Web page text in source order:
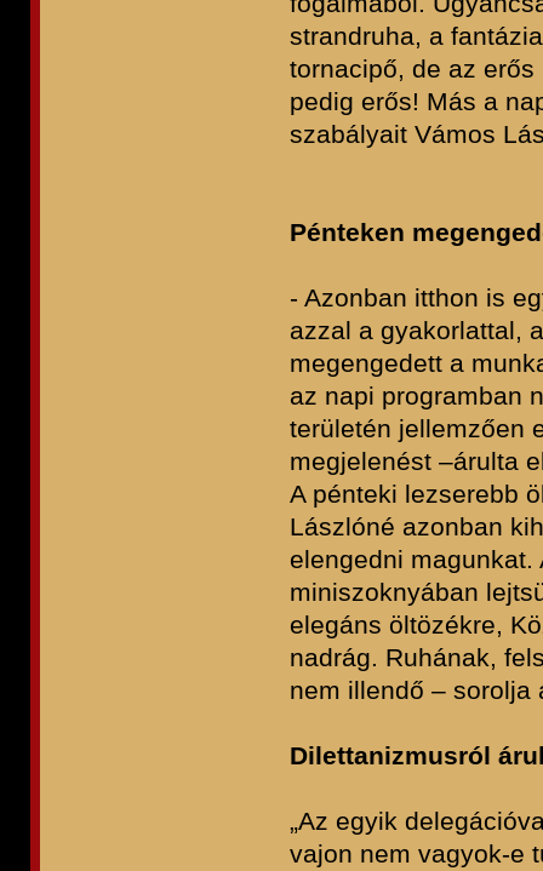
strandruha, a
tornacipő, de az
pedig erős! Más a
szabályait Vámos
Pénteken
- Azonban itthon is
azzal a gyakorlattal,
megengedett a
az napi programban
területén jellemzően
megjelenést –árulta
A pénteki lezserebb
Lászlóné azonban
elengedni
miniszoknyában
elegáns öltözékre,
nadrág. Ruhának,
nem illendő – sorolja
Dilettanizmusról
„Az egyik
vajon nem vagyok-e